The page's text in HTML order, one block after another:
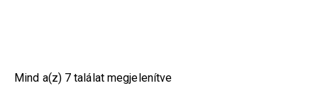
Mind a(z) 7 találat megjelenítve